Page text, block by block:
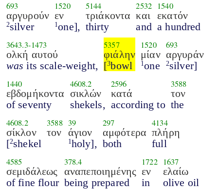
693
αργυρούν
2silver
1520
εν
1 one],
5144
τριάκοντα
thirty
2532
και
and
1540
εκατόν
a hundred
3643.3-1473
ολκή αυτού
was its scale-weight,
5357
φιάλην
[3bowl
1520
μίαν
1 one
693
αργυράν
2silver]
1440
εβδομήκοντα
of seventy
4608.2
σικλών
shekels,
2596
κατά
according to
3588
τον
the
4608.2
σίκλον
[2shekel
3588
τον
39
άγιον
1 holy],
297
αμφότερα
both
4134
πλήρη
full
4585
σεμιδάλεως
of fine flour
378.4
αναπεποιημένης
being prepared
1722
εν
in
1637
ελαίω
olive oil